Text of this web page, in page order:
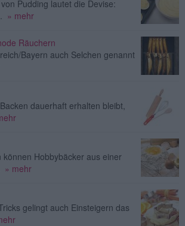
Pudding lautet die Devise:
» mehr
Räuchern
Bayern auch Selchen genannt
dauerhaft erhalten bleibt,
können Hobbybäcker aus einer
» mehr
gelingt auch Einsteigern das